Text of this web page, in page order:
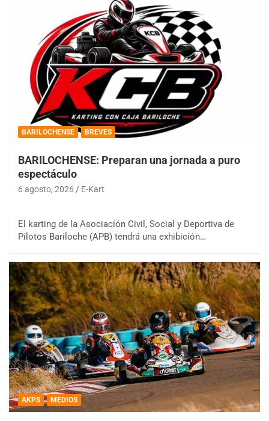
BARILOCHENSE BREVES
BARILOCHENSE: Preparan una jornada a puro
espectáculo
6 agosto, 2026 E-Kart
El karting de la Asociación Civil, Social y Deportiva de
Pilotos Bariloche (APB) tendrá una exhibición…
AKPS MEDIOS